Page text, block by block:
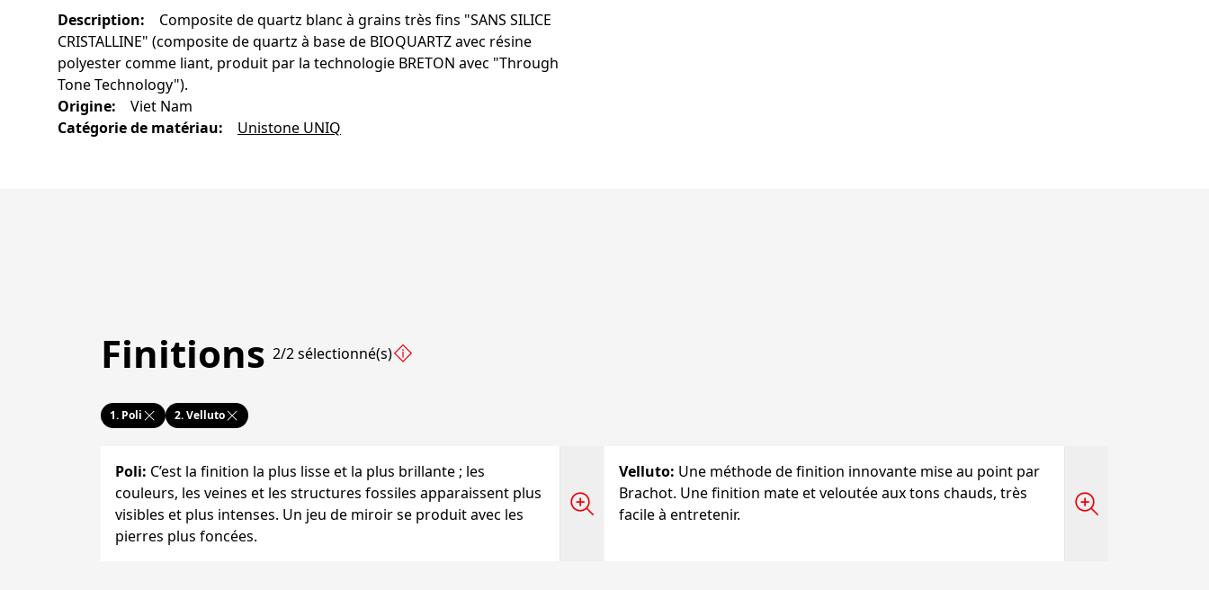
Description:
Composite de quartz blanc à grains très fins "SANS SILICE
CRISTALLINE" (composite de quartz à base de BIOQUARTZ avec résine
polyester comme liant, produit par la technologie BRETON avec "Through
Tone Technology").
Origine:
Viet Nam
Catégorie de matériau: Unistone UNIQ
Finitions 2/2 sélectionné(s)
1. Poli 2.Velluto
Poli: C’est la finition la plus lisse et la plus brillante ; les
couleurs, les veines et les structures fossiles apparaissent plus
visibles et plus intenses. Un jeu de miroir se produit avec les
pierres plus foncées.
Velluto: Une méthode de finition innovante mise au point par
Brachot. Une finition mate et veloutée aux tons chauds, très
facile à entretenir.